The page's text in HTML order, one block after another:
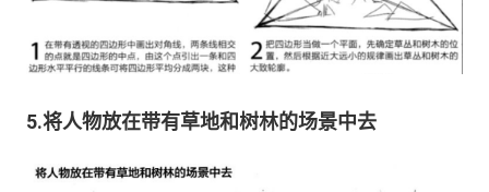
5.将人物放在带有草地和树林的场景中去